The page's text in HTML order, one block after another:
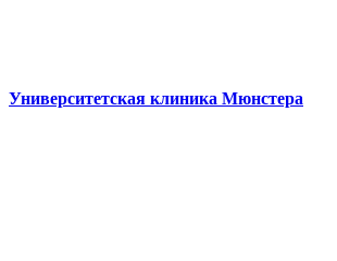
Университетская клиника Мюнстера